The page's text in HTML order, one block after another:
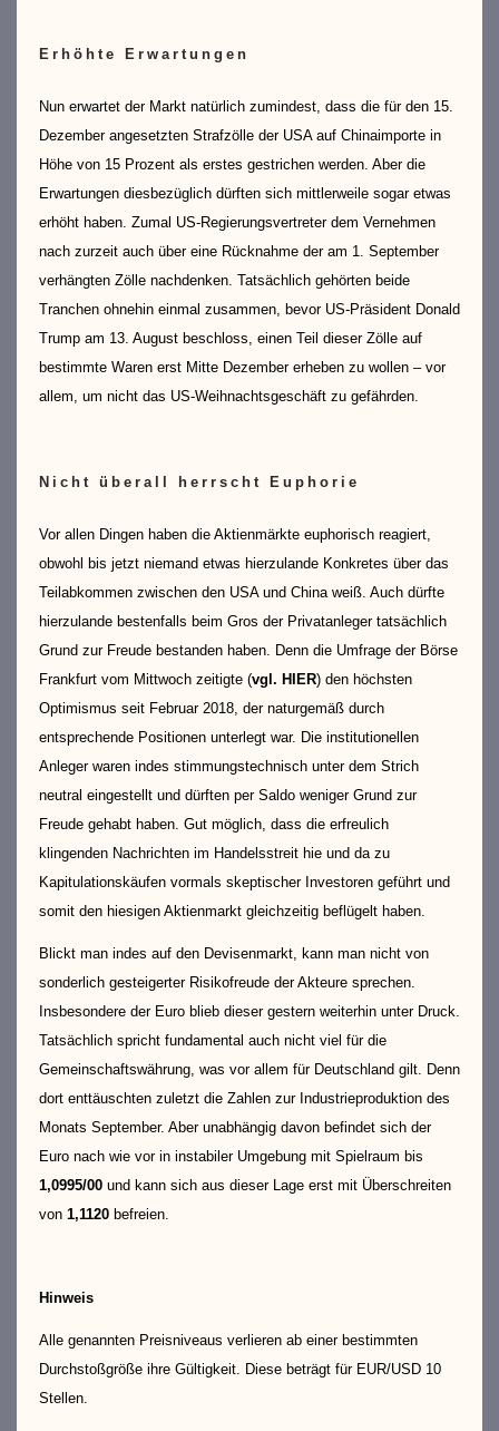
Erhöhte Erwartungen
Nun erwartet der Markt natürlich zumindest, dass die für den 15.
Dezember angesetzten Strafzölle der USA auf Chinaimporte in
Höhe von 15 Prozent als erstes gestrichen werden. Aber die
Erwartungen diesbezüglich dürften sich mittlerweile sogar etwas
erhöht haben. Zumal US-Regierungsvertreter dem Vernehmen
nach zurzeit auch über eine Rücknahme der am 1. September
verhängten Zölle nachdenken. Tatsächlich gehörten beide
Tranchen ohnehin einmal zusammen, bevor US-Präsident Donald
Trump am 13. August beschloss, einen Teil dieser Zölle auf
bestimmte Waren erst Mitte Dezember erheben zu wollen – vor
allem, um nicht das US-Weihnachtsgeschäft zu gefährden.
Nicht überall herrscht Euphorie
Vor allen Dingen haben die Aktienmärkte euphorisch reagiert,
obwohl bis jetzt niemand etwas hierzulande Konkretes über das
Teilabkommen zwischen den USA und China weiß. Auch dürfte
hierzulande bestenfalls beim Gros der Privatanleger tatsächlich
Grund zur Freude bestanden haben. Denn die Umfrage der Börse
Frankfurt vom Mittwoch zeitigte (vgl. HIER) den höchsten
Optimismus seit Februar 2018, der naturgemäß durch
entsprechende Positionen unterlegt war. Die institutionellen
Anleger waren indes stimmungstechnisch unter dem Strich
neutral eingestellt und dürften per Saldo weniger Grund zur
Freude gehabt haben. Gut möglich, dass die erfreulich
klingenden Nachrichten im Handelsstreit hie und da zu
Kapitulationskäufen vormals skeptischer Investoren geführt und
somit den hiesigen Aktienmarkt gleichzeitig beflügelt haben.
Blickt man indes auf den Devisenmarkt, kann man nicht von
sonderlich gesteigerter Risikofreude der Akteure sprechen.
Insbesondere der Euro blieb dieser gestern weiterhin unter Druck.
Tatsächlich spricht fundamental auch nicht viel für die
Gemeinschaftswährung, was vor allem für Deutschland gilt. Denn
dort enttäuschten zuletzt die Zahlen zur Industrieproduktion des
Monats September. Aber unabhängig davon befindet sich der
Euro nach wie vor in instabiler Umgebung mit Spielraum bis
1,0995/00 und kann sich aus dieser Lage erst mit Überschreiten
von 1,1120 befreien.
Hinweis
Alle genannten Preisniveaus verlieren ab einer bestimmten
Durchstoßgröße ihre Gültigkeit. Diese beträgt für EUR/USD 10
Stellen.